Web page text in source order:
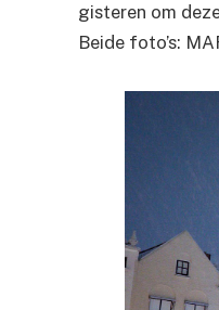
gisteren om
Beide foto’s: